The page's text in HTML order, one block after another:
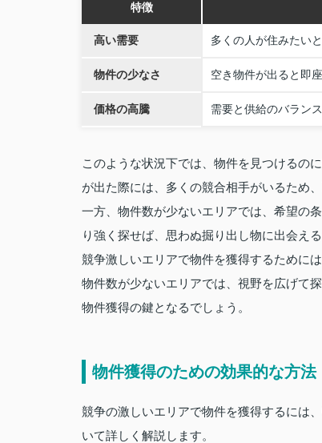
特徴
高い需要 多くの人が住みたい
物件の少なさ 空き物件が出ると即
価格の高騰 需要と供給のバラン
このような状況下では、物件を見つけるの
が出た際には、多くの競合相手がいるため
一方、物件数が少ないエリアでは、希望の
り強く探せば、思わぬ掘り出し物に出会え
競争激しいエリアで物件を獲得するために
物件数が少ないエリアでは、視野を広げて
物件獲得の鍵となるでしょう。
物件獲得のための効果的な方法
競争の激しいエリアで物件を獲得するには
いて詳しく解説します。